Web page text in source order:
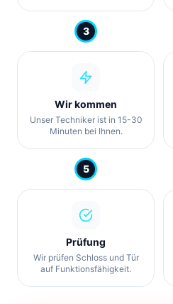
3
Wir kommen
Unser Techniker ist in 15-30
Minuten bei Ihnen.
5
Prüfung
Wir prüfen Schloss und Tür
auf Funktionsfähigkeit.